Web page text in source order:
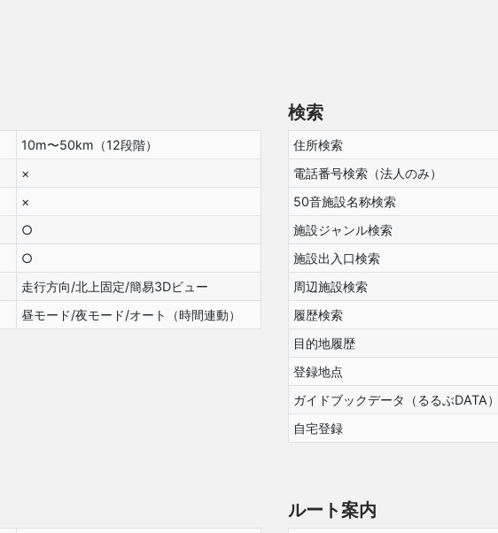
10m〜50km（12段階）
×
×
○
○
走行方向/北上固定/簡易3Dビュー
昼モード/夜モード/オート（時間連動）
検索
住所検索
電話番号検索（法人のみ）
50音施設名称検索
施設ジャンル検索
施設出入口検索
周辺施設検索
履歴検索
目的地履歴
登録地点
ガイドブックデータ（るるぶDATA）
自宅登録
ルート案内